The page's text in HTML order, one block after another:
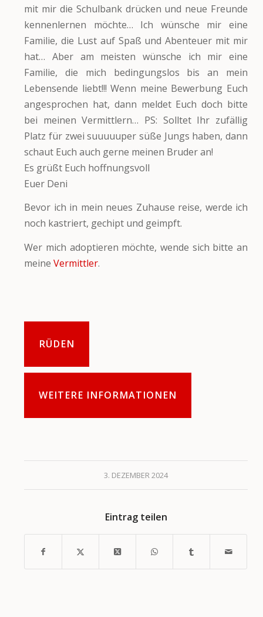
mit mir die Schulbank drücken und neue Freunde
kennenlernen möchte… Ich wünsche mir eine
Familie, die Lust auf Spaß und Abenteuer mit mir
hat… Aber am meisten wünsche ich mir eine
Familie, die mich bedingungslos bis an mein
Lebensende liebt!!! Wenn meine Bewerbung Euch
angesprochen hat, dann meldet Euch doch bitte
bei meinen Vermittlern… PS: Solltet Ihr zufällig
Platz für zwei suuuuuper süße Jungs haben, dann
schaut Euch auch gerne meinen Bruder an!
Es grüßt Euch hoffnungsvoll
Euer Deni
Bevor ich in mein neues Zuhause reise, werde ich
noch kastriert, gechipt und geimpft.
Wer mich adoptieren möchte, wende sich bitte an
meineVermittler.
RÜDEN
WEITERE INFORMATIONEN
3. DEZEMBER 2024
Eintrag teilen